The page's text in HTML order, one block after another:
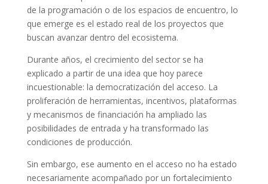
de la programación o de los espacios de encuentro, lo
que emerge es el estado real de los proyectos que
buscan avanzar dentro del ecosistema.
Durante años, el crecimiento del sector se ha
explicado a partir de una idea que hoy parece
incuestionable: la democratización del acceso. La
proliferación de herramientas, incentivos, plataformas
y mecanismos de financiación ha ampliado las
posibilidades de entrada y ha transformado las
condiciones de producción.
Sin embargo, ese aumento en el acceso no ha estado
necesariamente acompañado por un fortalecimiento